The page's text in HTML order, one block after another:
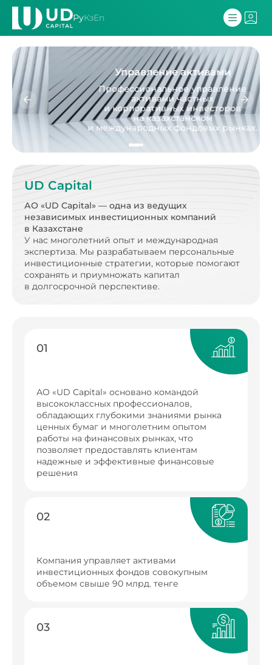
РуКзEn
Управление активами
Профессиональное управление
активами частных
и корпоративных инвесторов
на казахстанском
и международных фондовых рынках.
UD Capital
АО «UD Capital» — одна из ведущих
независимых инвестиционных компаний
в Казахстане
У нас многолетний опыт и международная
экспертиза. Мы разрабатываем персональные
инвестиционные стратегии, которые помогают
сохранять и приумножать капитал
в долгосрочной перспективе.
01
АО «UD Capital» основано командой
высококлассных профессионалов,
обладающих глубокими знаниями рынка
ценных бумаг и многолетним опытом
работы на финансовых рынках, что
позволяет предоставлять клиентам
надежные и эффективные финансовые
решения
02
Компания управляет активами
инвестиционных фондов совокупным
объемом свыше 90 млрд. тенге
03